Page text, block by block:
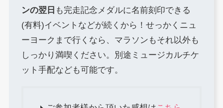
ンの翌日 も完走記念メダルに名前刻印できる
(有料)イベントなどが続くから！せっかくニュ
ーヨークまで行くなら、マラソンもそれ以外も
しっかり満喫ください。別途ミュージカルチケ
ット手配なども可能です。